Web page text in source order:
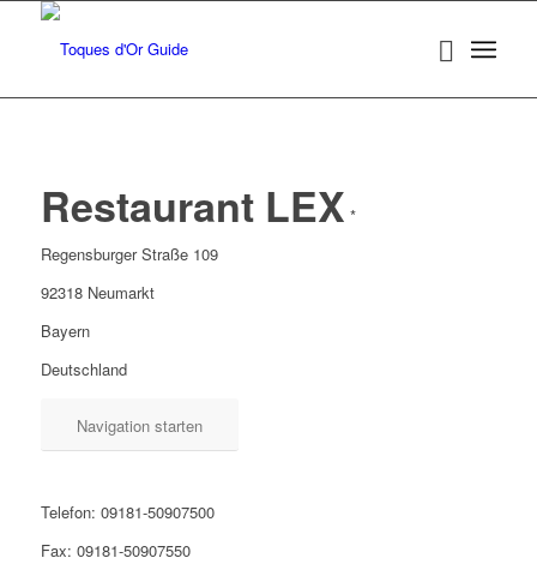
Restaurant LEX *
Regensburger Straße 109
92318 Neumarkt
Bayern
Deutschland
Navigation starten
Telefon: 09181-50907500
Fax: 09181-50907550